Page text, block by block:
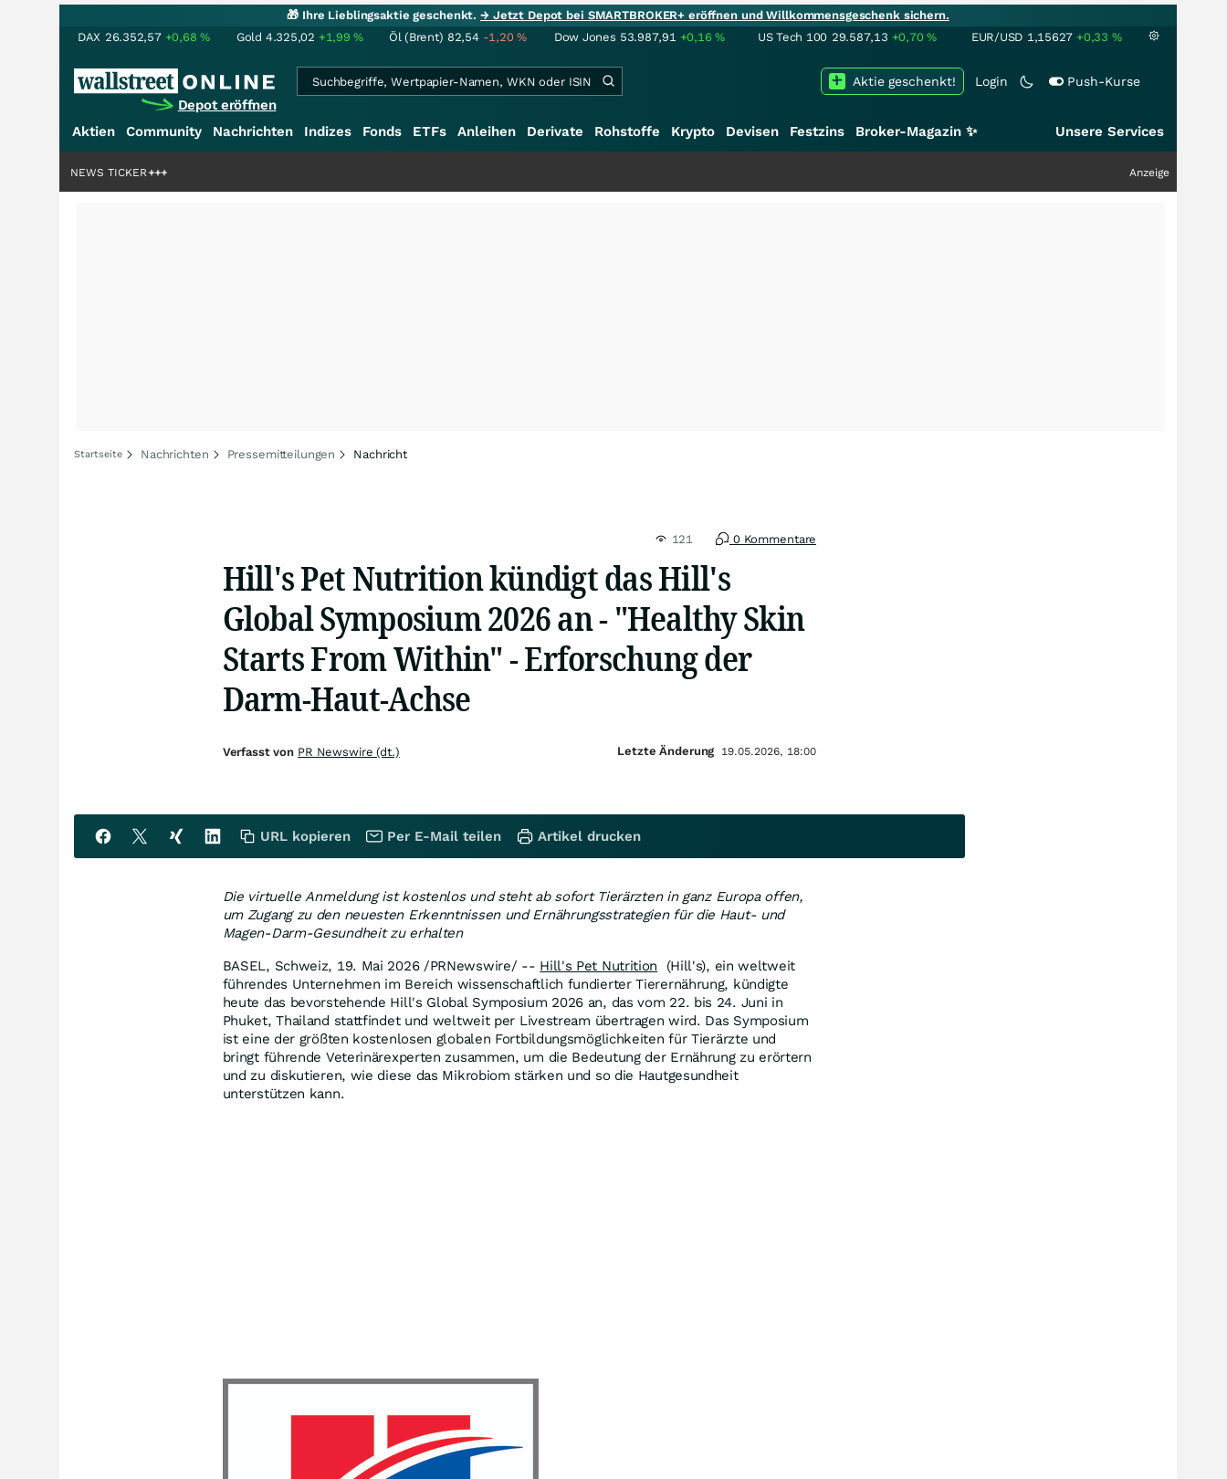
🎁 Ihre Lieblingsaktie geschenkt.→ Jetzt Depot bei SMARTBROKER+ eröffnen und Willkommensgeschenk sichern.
DAX 26.352,57 +0,68% Gold 4.325,02 +1,99% Öl (Brent) 82,54 -1,20% Dow Jones 53.987,91 +0,16% US Tech 100 29.587,13 +0,70% EUR/USD 1,15627 +0,33 %
Depot eröffnen
Login Push-Kurse
Aktie geschenkt!
Aktien Community Nachrichten Indizes Fonds ETFs Anleihen Derivate Rohstoffe Krypto Devisen Festzins Broker-Magazin ✨ Unsere Services
+++ Anzeige
NEWS TICKER
Startseite Nachrichten Pressemitteilungen Nachricht
121 0 Kommentare
Hill's Pet Nutrition kündigt das Hill's
Global Symposium 2026 an - "Healthy Skin
Starts From Within" - Erforschung der
Darm-Haut-Achse
Die virtuelle Anmeldung ist kostenlos und steht ab sofort Tierärzten in ganz Europa offen,
um Zugang zu den neuesten Erkenntnissen und Ernährungsstrategien für die Haut- und
Magen-Darm-Gesundheit zu erhalten
BASEL, Schweiz, 19. Mai 2026/PRNewswire/ -- Hill's Pet Nutrition (Hill's), ein weltweit
führendes Unternehmen im Bereich wissenschaftlich fundierter Tierernährung, kündigte
heute das bevorstehende Hill's Global Symposium 2026 an, das vom 22. bis 24. Juni in
Phuket, Thailand stattfindet und weltweit per Livestream übertragen wird. Das Symposium
ist eine der größten kostenlosen globalen Fortbildungsmöglichkeiten für Tierärzte und
bringt führende Veterinärexperten zusammen, um die Bedeutung der Ernährung zu erörtern
und zu diskutieren, wie diese das Mikrobiom stärken und so die Hautgesundheit
unterstützen kann.
Verfasst von PR Newswire (dt.) Letzte Änderung 19.05.2026, 18:00
URL kopieren Per E-Mail teilen Artikel drucken